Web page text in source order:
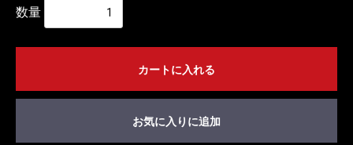
数量
カートに入れる
お気に入りに追加